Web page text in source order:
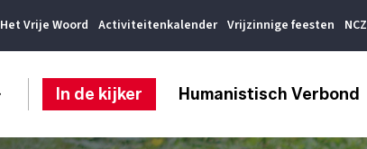
Het Vrije Woord Activiteitenkalender Vrijzinnige feesten NCZ
In de kijker Humanistisch Verbond